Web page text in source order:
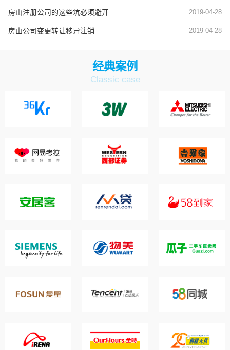
房山注册公司的这些坑必须避开 2019-04-28
房山公司变更转让移异注销 2019-04-28
经典案例
Classic case